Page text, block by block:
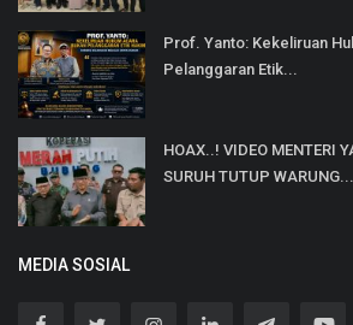
Prof. Yanto: Kekeliruan
Pelanggaran Etik...
HOAX..! VIDEO MENTERI
SURUH TUTUP WARUNG...
MEDIA SOSIAL